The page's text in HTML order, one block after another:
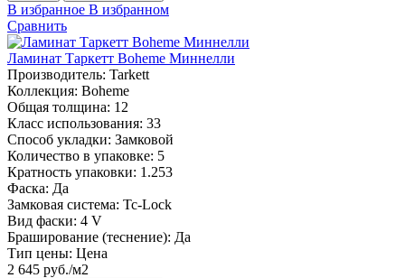
В избранное В избранном
Сравнить
Ламинат Таркетт Boheme Миннелли
Производитель: Tarkett
Коллекция: Boheme
Общая толщина: 12
Класс использования: 33
Способ укладки: Замковой
Количество в упаковке: 5
Кратность упаковки: 1.253
Фаска: Да
Замковая система: Tc-Lock
Вид фаски: 4 V
Браширование (теснение): Да
Тип цены: Цена
2 645 руб./м2